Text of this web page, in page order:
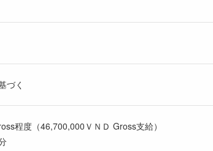
づく
程度（46,700,000ＶＮＤ Gross⽀給）